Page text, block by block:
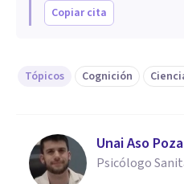
Copiar cita
Tópicos Cognición
Unai Aso Poza
Psicólogo